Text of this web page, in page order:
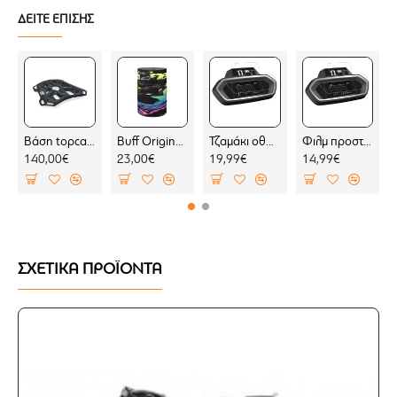
Κατασκευασμένοι από αλουμίνιο και βαμμένοι με
Κατάλληλοι για μοτοσυκλέτες με τιμόνι
διαμέτρου 28 χιλ.
Εύκολη εγκατάσταση
ΔΕΙΤΕ ΕΠΙΣΗΣ
Βάση topcase SW-Motech ADVENTURE-RACK BMW F 450 GS μαύρη (για BMW σχάρα)
140,00€
Buff Original EcoStrech Ignite Multi (μαντήλι λαιμού)
23,00€
Τζαμάκι οθόνης/οργάνων Nano glass οργάνων Yamaha X-MAX 300 23- (σετ 2 ultra clear)
19,99€
Φιλμ προστασίας οργάνων Yamaha X-MAX 300 23- (σετ 2 Ultra Clear)
14,99€
ΣΧΕΤΙΚΑ ΠΡΟΪΟΝΤΑ